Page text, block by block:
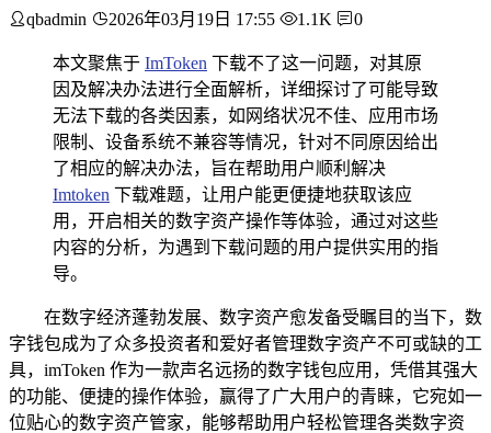
qbadmin 2026年03月19日 17:55 1.1K 0
本文聚焦于 ImToken 下载不了这一问题，对其原
因及解决办法进行全面解析，详细探讨了可能导致
无法下载的各类因素，如网络状况不佳、应用市场
限制、设备系统不兼容等情况，针对不同原因给出
了相应的解决办法，旨在帮助用户顺利解决
Imtoken 下载难题，让用户能更便捷地获取该应
用，开启相关的数字资产操作等体验，通过对这些
内容的分析，为遇到下载问题的用户提供实用的指
导。
在数字经济蓬勃发展、数字资产愈发备受瞩目的当下，数
字钱包成为了众多投资者和爱好者管理数字资产不可或缺的工
具，imToken 作为一款声名远扬的数字钱包应用，凭借其强大
的功能、便捷的操作体验，赢得了广大用户的青睐，它宛如一
位贴心的数字资产管家，能够帮助用户轻松管理各类数字资